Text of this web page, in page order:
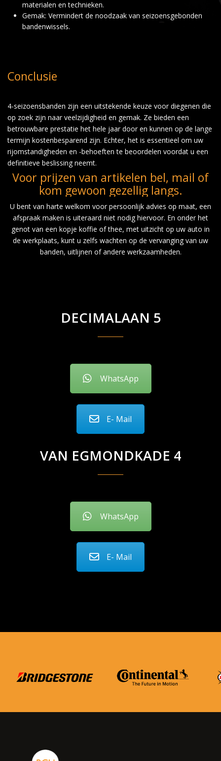
materialen en technieken.
Gemak: Vermindert de noodzaak van seizoensgebonden
bandenwissels.
Conclusie
4-seizoensbanden zijn een uitstekende keuze voor diegenen die
op zoek zijn naar veelzijdigheid en gemak. Ze bieden een
betrouwbare prestatie het hele jaar door en kunnen op de lange
termijn kostenbesparend zijn. Echter, het is essentieel om uw
rijomstandigheden en -behoeften te beoordelen voordat u een
definitieve beslissing neemt.
Voor prijzen van artikelen bel, mail of
kom gewoon gezellig langs.
U bent van harte welkom voor persoonlijk advies op maat, een
afspraak maken is uiteraard niet nodig hiervoor. En onder het
genot van een kopje koffie of thee, met uitzicht op uw auto in
de werkplaats, kunt u zelfs wachten op de vervanging van uw
banden, uitlijnen of andere werkzaamheden.
DECIMALAAN 5
WhatsApp
E- Mail
VAN EGMONDKADE 4
WhatsApp
E- Mail